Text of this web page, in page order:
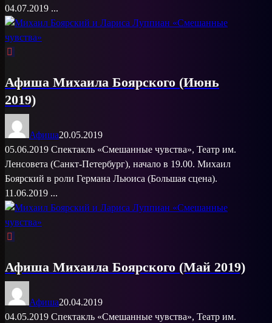
04.07.2019 ...
Афиша Михаила Боярского (Июнь
2019)
Афиша20.05.2019
05.06.2019 Спектакль «Смешанные чувства», Театр им.
Ленсовета (Санкт-Петербург), начало в 19.00. Михаил
Боярский в роли Германа Льюиса (Большая сцена).
11.06.2019 ...
Афиша Михаила Боярского (Май 2019)
Афиша20.04.2019
04.05.2019 Спектакль «Смешанные чувства», Театр им.